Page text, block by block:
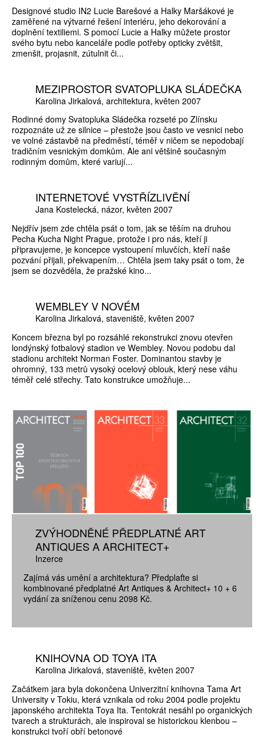
Designové studio IN2 Lucie Barešové a Halky Maršákové je
zaměřené na výtvarné řešení interiéru, jeho dekorování a
doplnění textiliemi. S pomocí Lucie a Halky můžete prostor
svého bytu nebo kanceláře podle potřeby opticky zvětšit,
zmenšit, projasnit, zútulnit či...
MEZIPROSTOR SVATOPLUKA SLÁDEČKA
Karolina Jirkalová architektura květen 2007
Rodinné domy Svatopluka Sládečka rozseté po Zlínsku
rozpoznáte už ze silnice – přestože jsou často ve vesnici nebo
ve volné zástavbě na předměstí, téměř v ničem se nepodobají
tradičním vesnickým domkům. Ale ani většině současným
rodinným domům, které variují...
INTERNETOVÉ VYSTŘÍZLIVĚNÍ
Jana Kostelecká názor květen 2007
Nejdřív jsem zde chtěla psát o tom, jak se těším na druhou
Pecha Kucha Night Prague, protože i pro nás, kteří ji
připravujeme, je koncepce vystoupení mluvčích, kteří naše
pozvání přijali, překvapením… Chtěla jsem taky psát o tom, že
jsem se dozvěděla, že pražské kino...
WEMBLEY V NOVÉM
Karolina Jirkalová staveniště květen 2007
Koncem března byl po rozsáhlé rekonstrukci znovu otevřen
londýnský fotbalový stadion ve Wembley. Novou podobu dal
stadionu architekt Norman Foster. Dominantou stavby je
ohromný, 133 metrů vysoký ocelový oblouk, který nese váhu
téměř celé střechy. Tato konstrukce umožňuje...
ZVÝHODNĚNÉ PŘEDPLATNÉ ART
ANTIQUES A ARCHITECT+
Inzerce
Zajímá vás umění a architektura? Předplaťte si
kombinované předplatné Art Antiques & Architect+ 10 + 6
vydání za sníženou cenu 2098 Kč.
KNIHOVNA OD TOYA ITA
Karolina Jirkalová staveniště květen 2007
Začátkem jara byla dokončena Univerzitní knihovna Tama Art
University v Tokiu, která vznikala od roku 2004 podle projektu
japonského architekta Toya Ita. Tentokrát nesáhl po organických
tvarech a strukturách, ale inspiroval se historickou klenbou –
konstrukci tvoří obří betonové